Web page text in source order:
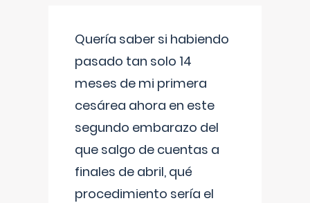
Quería saber si habiendo
pasado tan solo 14
meses de mi primera
cesárea ahora en este
segundo embarazo del
que salgo de cuentas a
finales de abril, qué
procedimiento sería el